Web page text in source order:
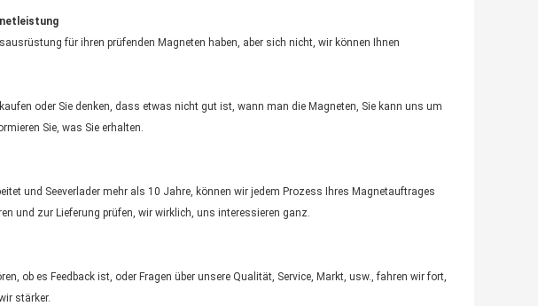
für ihren prüfenden Magneten haben, aber sich nicht, wir können Ihnen
oder Sie denken, dass etwas nicht gut ist, wann man die Magneten, Sie kann uns um
Sie, was Sie erhalten.
und Seeverlader mehr als 10 Jahre, können wir jedem Prozess Ihres Magnetauftrages
und zur Lieferung prüfen, wir wirklich, uns interessieren ganz.
ob es Feedback ist, oder Fragen über unsere Qualität, Service, Markt, usw., fahren wir fort,
stärker.